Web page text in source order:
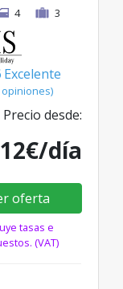
4 3
Excelente
opiniones)
Precio desde:
día
oferta
tasas e
(VAT)